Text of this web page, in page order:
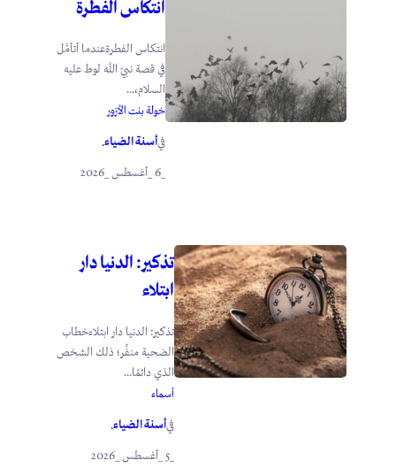
انتكاس الفطرة
انتكاس الفطرةعندما أتأمَّل
في قصة نبيّ الله لوط عليه
السلام،...
خولة بنت الأزور
فيأسنة الضياء.
تذكير: الدنيا دار
ابتلاء
تذكير: الدنيا دار ابتلاءخطاب
الضحية منفِّر؛ ذلك الشخص
الذي دائمًا...
أسماء
فيأسنة الضياء.
_5 _أغسطس _2026